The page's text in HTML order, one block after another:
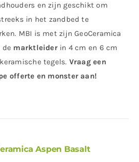
en zijn geschikt om
in het zandbed te
MBI is met zijn GeoCeramica
de marktleiderin 4 cm en 6 cm
tegels. Vraag een
offerte en monster aan!
Aspen Basalt